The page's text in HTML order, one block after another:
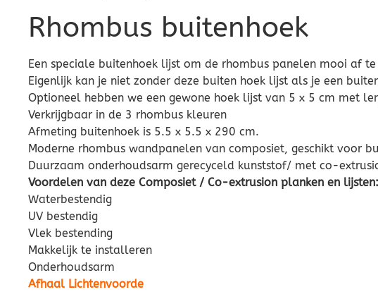
Rhombus buitenhoek
Een speciale buitenhoek lijst om de rhombus panelen mooi af
Eigenlijk kan je niet zonder deze buiten hoek lijst als je een
Optioneel hebben we een gewone hoek lijst van 5 x 5 cm met
Verkrijgbaar in de 3 rhombus kleuren
Afmeting buitenhoek is 5.5 x 5.5 x 290 cm.
Moderne rhombus wandpanelen van composiet, geschikt voor
Duurzaam onderhoudsarm gerecyceld kunststof/ met co-
Voordelen van deze Composiet / Co-extrusion planken en lijsten:
Waterbestendig
UV bestendig
Vlek bestending
Makkelijk te installeren
Onderhoudsarm
Afhaal Lichtenvoorde